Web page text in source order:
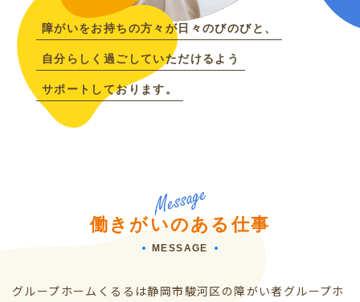
障がいをお持ちの方々が日々のびのびと、
自分らしく過ごしていただけるよう
サポートしております。
働きがいのある仕事
MESSAGE
グループホームくるるは静岡市駿河区の障がい者グループホ